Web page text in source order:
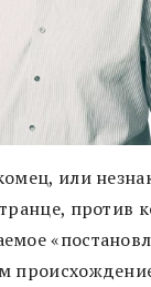
или
против